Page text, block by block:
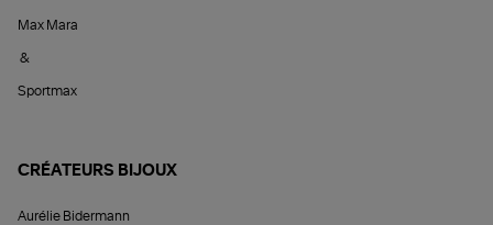
Max Mara
&
Sportmax
CRÉATEURS BIJOUX
Aurélie Bidermann